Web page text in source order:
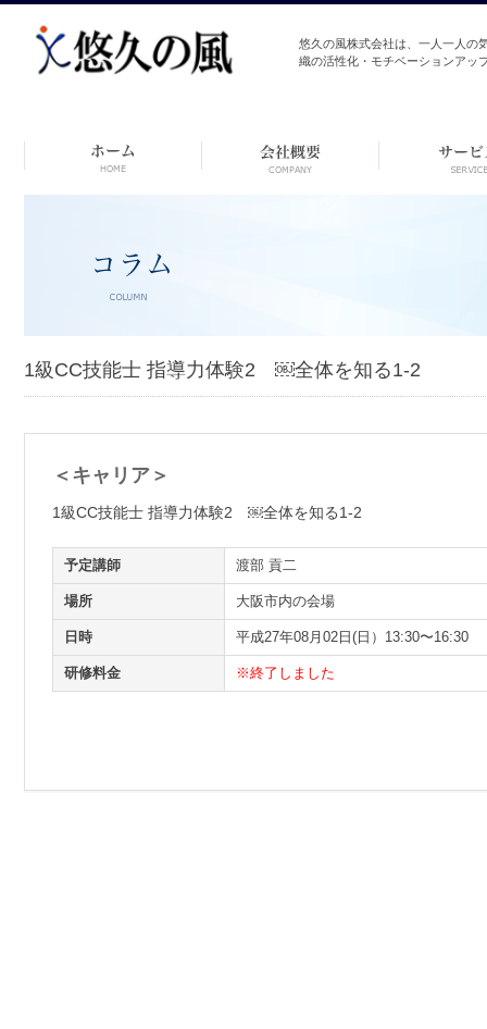
悠久の風株式会社は、一人一人の
織の活性化・モチベーションアッ
テ
ン
1級CC技能士 指導力体験2 ￼全体を知る1-2
＜キャリア＞
1級CC技能士 指導力体験2 ￼全体を知る1-2
予定講師 渡部 貢二
場所 大阪市内の会場
日時 平成27年08月02日(日）13:30〜16:30
研修料金 ※終了しました